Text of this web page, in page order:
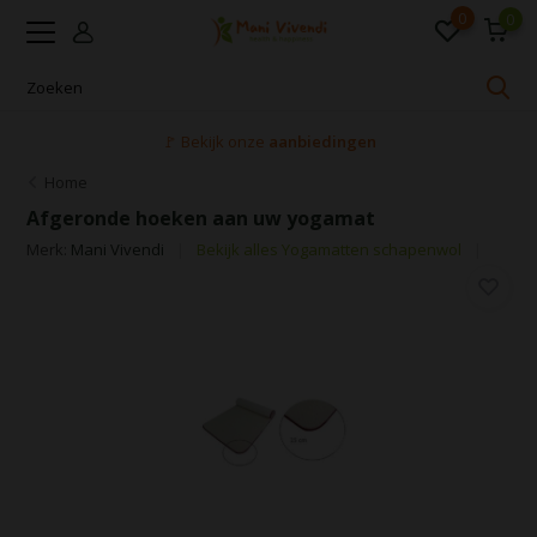
0 0
🚩 Bekijk onze aanbiedingen
Afgeronde hoeken aan uw yogamat
Mani Vivendi Bekijk alles Yogamatten schapenwol